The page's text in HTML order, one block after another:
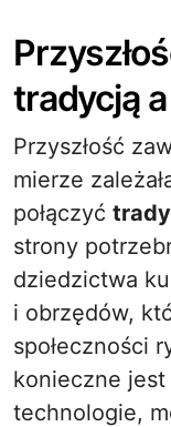
tradycją
Przyszłość
mierze
połączyć
strony
dziedzictwa
i obrzędów,
społeczności
konieczne
technologie,